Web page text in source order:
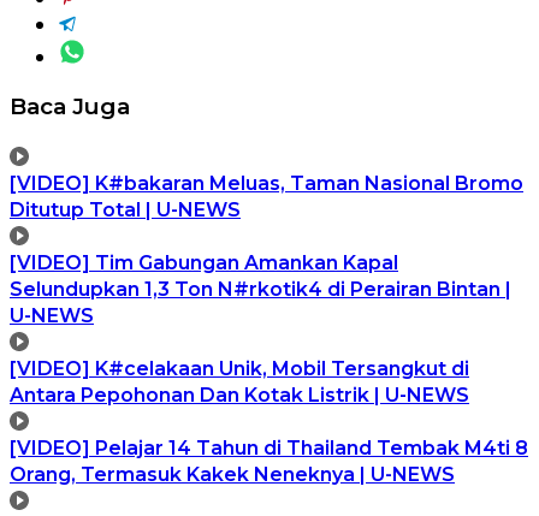
Baca Juga
[VIDEO] K#bakaran Meluas, Taman Nasional Bromo
Ditutup Total | U-NEWS
[VIDEO] Tim Gabungan Amankan Kapal
Selundupkan 1,3 Ton N#rkotik4 di Perairan Bintan |
U-NEWS
[VIDEO] K#celakaan Unik, Mobil Tersangkut di
Antara Pepohonan Dan Kotak Listrik | U-NEWS
[VIDEO] Pelajar 14 Tahun di Thailand Tembak M4ti 8
Orang, Termasuk Kakek Neneknya | U-NEWS